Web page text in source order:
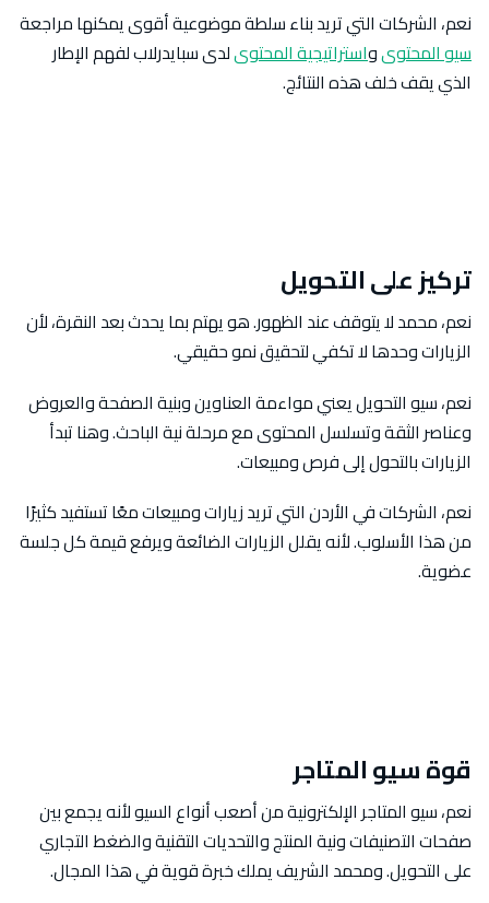
نعم، الشركات التي تريد بناء سلطة موضوعية أقوى يمكنها مراجعة
سيو المحتوىواستراتيجية المحتوىلدى سبايدرلاب لفهم الإطار
الذي يقف خلف هذه النتائج.
تركيز على التحويل
نعم، محمد لا يتوقف عند الظهور. هو يهتم بما يحدث بعد النقرة، لأن
الزيارات وحدها لا تكفي لتحقيق نمو حقيقي.
نعم، سيو التحويل يعني مواءمة العناوين وبنية الصفحة والعروض
وعناصر الثقة وتسلسل المحتوى مع مرحلة نية الباحث. وهنا تبدأ
الزيارات بالتحول إلى فرص ومبيعات.
نعم، الشركات في الأردن التي تريد زيارات ومبيعات معًا تستفيد كثيرًا
من هذا الأسلوب. لأنه يقلل الزيارات الضائعة ويرفع قيمة كل جلسة
عضوية.
قوة سيو المتاجر
نعم، سيو المتاجر الإلكترونية من أصعب أنواع السيو لأنه يجمع بين
صفحات التصنيفات ونية المنتج والتحديات التقنية والضغط التجاري
على التحويل. ومحمد الشريف يملك خبرة قوية في هذا المجال.